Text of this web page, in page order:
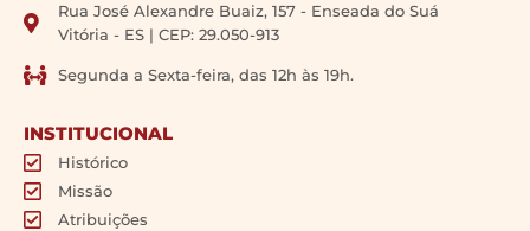
Rua José Alexandre Buaiz, 157 - Enseada do Suá
Vitória - ES | CEP: 29.050-913
Segunda a Sexta-feira, das 12h às 19h.
INSTITUCIONAL
Histórico
Missão
Atribuições